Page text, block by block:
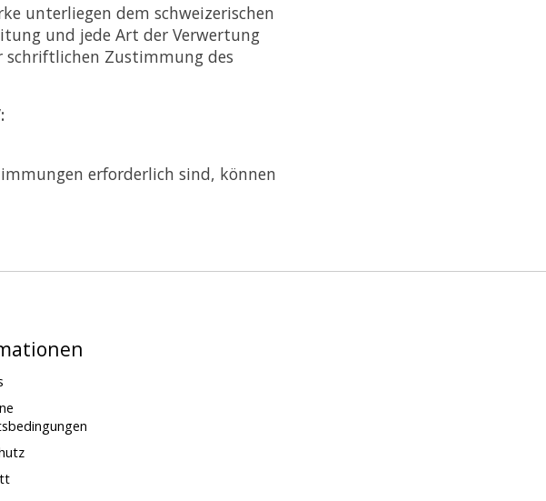
unterliegen dem schweizerischen
und jede Art der Verwertung
schriftlichen Zustimmung des
erforderlich sind, können